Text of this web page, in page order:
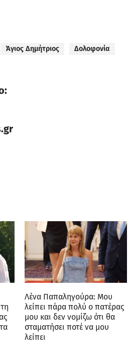
Άγιος Δημήτριος Δολοφονία
Λένα Παπαληγούρα: Μου
λείπει πάρα πολύ ο πατέρας
μου και δεν νομίζω ότι θα
σταματήσει ποτέ να μου
λείπει